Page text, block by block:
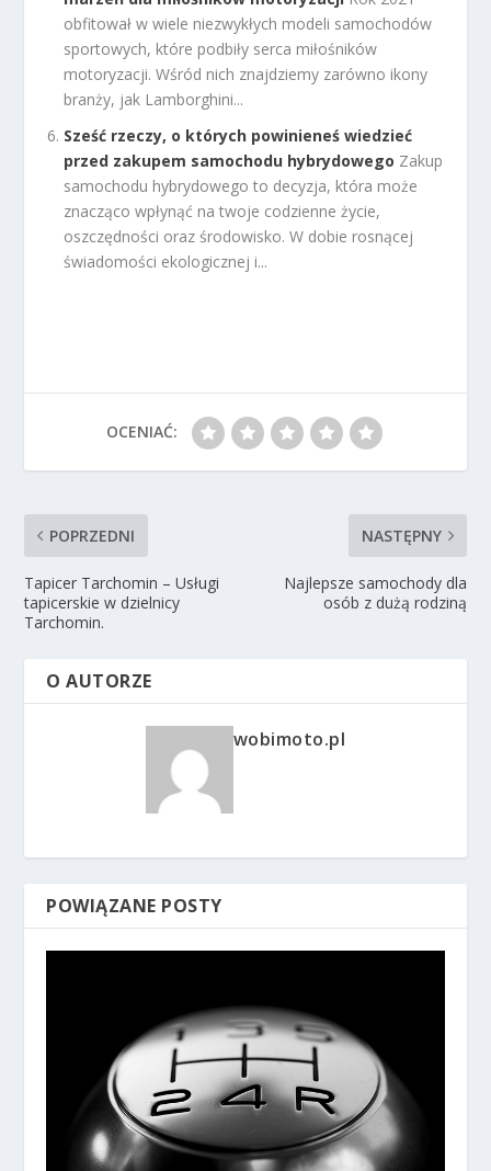
obfitował w wiele niezwykłych modeli samochodów
sportowych, które podbiły serca miłośników
motoryzacji. Wśród nich znajdziemy zarówno ikony
branży, jak Lamborghini...
Sześć rzeczy, o których powinieneś wiedzieć
przed zakupem samochodu hybrydowego Zakup
samochodu hybrydowego to decyzja, która może
znacząco wpłynąć na twoje codzienne życie,
oszczędności oraz środowisko. W dobie rosnącej
świadomości ekologicznej i...
OCENIAĆ:
POPRZEDNI
Tapicer Tarchomin – Usługi
tapicerskie w dzielnicy
Tarchomin.
NASTĘPNY
Najlepsze samochody dla
osób z dużą rodziną
O AUTORZE
wobimoto.pl
POWIĄZANE POSTY